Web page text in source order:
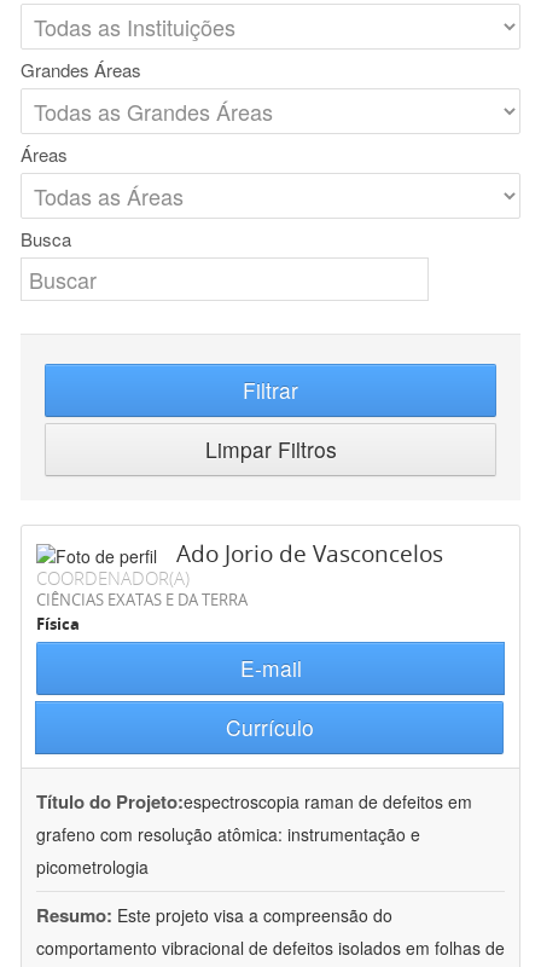
Grandes Áreas
Áreas
Busca
Filtrar
Limpar Filtros
Ado Jorio de Vasconcelos
COORDENADOR(A)
CIÊNCIAS EXATAS E DA TERRA
Física
E-mail
Currículo
Título do Projeto:espectroscopia raman de defeitos em
grafeno com resolução atômica: instrumentação e
picometrologia
Resumo: Este projeto visa a compreensão do
comportamento vibracional de defeitos isolados em folhas de